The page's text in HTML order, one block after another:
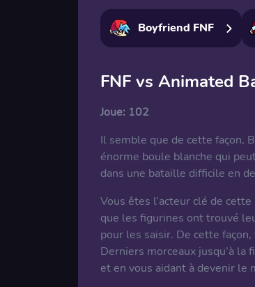
Boyfriend FNF
FNF vs Animated
Joue: 102
Il semble que de cette façon,
énorme boule blanche qui
dans une bataille difficile en
Vous êtes l’acteur clé de
que les figurines ont trouvé
pour les saisir. De cette
Derniers morceaux jusqu’à la
et en vous aidant à devenir le